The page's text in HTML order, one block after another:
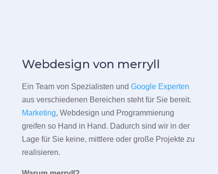
Webdesign von merryll
Ein Team von Spezialisten und Google Experten
aus verschiedenen Bereichen steht für Sie bereit.
Marketing, Webdesign und Programmierung
greifen so Hand in Hand. Dadurch sind wir in der
Lage für Sie keine, mittlere oder große Projekte zu
realisieren.